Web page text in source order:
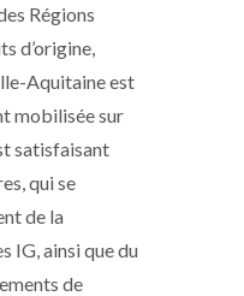
Régions
d’origine,
Aquitaine est
mobilisée sur
satisfaisant
qui se
de la
IG, ainsi que du
de